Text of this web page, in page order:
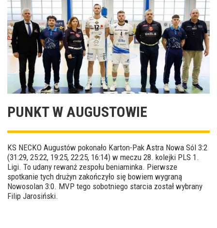
PUNKT W AUGUSTOWIE
KS NECKO Augustów pokonało Karton-Pak Astra Nowa Sól 3:2
(31:29, 25:22, 19:25, 22:25, 16:14) w meczu 28. kolejki PLS 1.
Ligi. To udany rewanż zespołu beniaminka. Pierwsze
spotkanie tych drużyn zakończyło się bowiem wygraną
Nowosolan 3:0. MVP tego sobotniego starcia został wybrany
Filip Jarosiński.